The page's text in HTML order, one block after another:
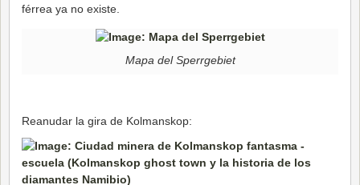
férrea ya no existe.
Mapa del Sperrgebiet
Reanudar la gira de Kolmanskop: